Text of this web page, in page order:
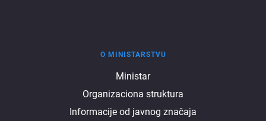
ministarstvu
O MINISTARSTVU
Ministar
Organizaciona struktura
Informacije od javnog značaja